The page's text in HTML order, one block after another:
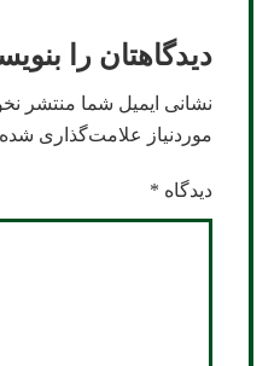
دیدگاهتان را
نشانی ایمیل شما منتشر
موردنیاز علامت‌گذاری
دیدگاه *